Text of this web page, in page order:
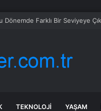
TEKNOLOJI YAŞAM